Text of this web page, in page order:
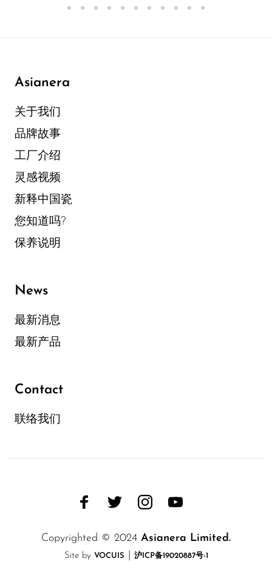
Asianera
关于我们
品牌故事
工厂介绍
灵感视频
新释中国瓷
您知道吗?
保养说明
News
最新消息
最新产品
Contact
联络我们
Copyrighted © 2024 Asianera Limited.
Site by VOCUIS 沪ICP备19020887号-1